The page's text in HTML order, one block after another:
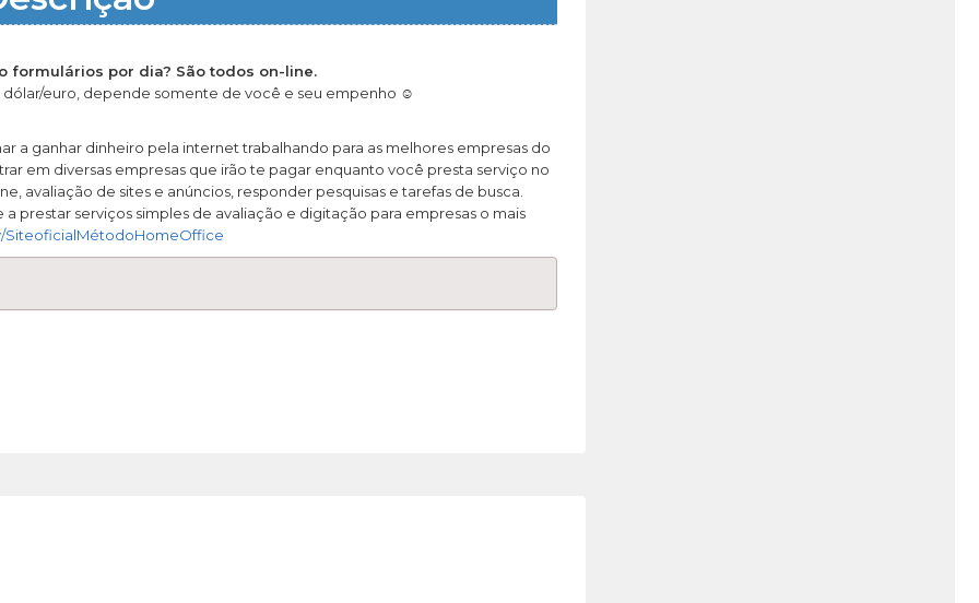
formulários por dia? São todos on-line.
euro, depende somente de você e seu empenho ☺️
a ganhar dinheiro pela internet trabalhando para as melhores empresas do
em diversas empresas que irão te pagar enquanto você presta serviço no
avaliação de sites e anúncios, responder pesquisas e tarefas de busca.
prestar serviços simples de avaliação e digitação para empresas o mais
SiteoficialMétodoHomeOffice